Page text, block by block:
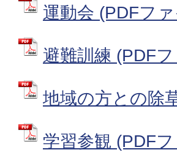
運動会 (PDFフ
避難訓練 (PDF
地域の方との除
学習参観 (PDF